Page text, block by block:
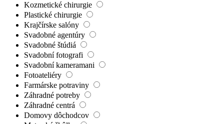
Kozmetické chirurgie
Plastické chirurgie
Krajčírske salóny
Svadobné agentúry
Svadobné štúdiá
Svadobní fotografi
Svadobní kameramani
Fotoateliéry
Farmárske potraviny
Záhradné potreby
Záhradné centrá
Domovy dôchodcov